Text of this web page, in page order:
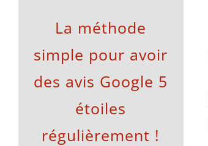
La méthode
simple pour avoir
des avis Google 5
étoiles
régulièrement !